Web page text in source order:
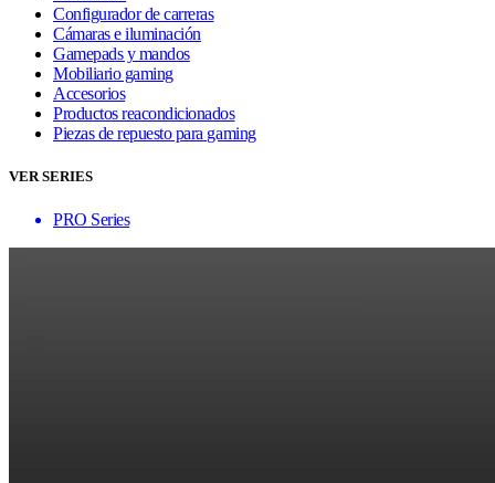
Configurador de carreras
Cámaras e iluminación
Gamepads y mandos
Mobiliario gaming
Accesorios
Productos reacondicionados
Piezas de repuesto para gaming
VER SERIES
PRO Series